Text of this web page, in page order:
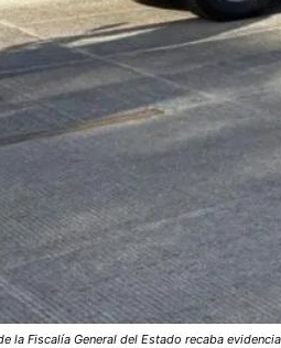
la Fiscalía General del Estado recaba